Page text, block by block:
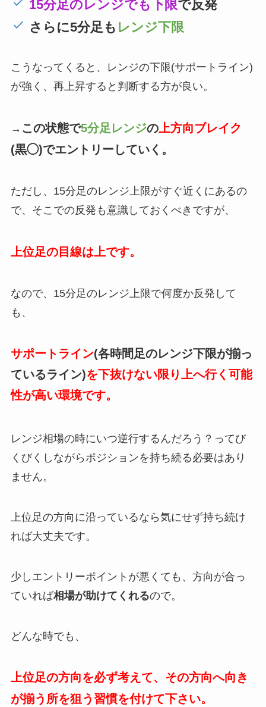
15分足のレンジでも下限で反発
さらに5分足も レンジ下限
こうなってくると、レンジの下限(サポートライン)
が強く、再上昇すると判断する方が良い。
→ この状態で5分足レンジの上方向ブレイク
(黒◯)でエントリーしていく。
ただし、15分足のレンジ上限がすぐ近くにあるの
で、そこでの反発も意識しておくべきですが、
上位足の目線は上です。
なので、15分足のレンジ上限で何度か反発して
も、
サポートライン(各時間足のレンジ下限が揃っ
ているライン)を下抜けない限り上へ行く可能
性が高い環境です。
レンジ相場の時にいつ逆行するんだろう？ってび
くびくしながらポジションを持ち続る必要はあり
ません。
上位足の方向に沿っているなら気にせず持ち続け
れば大丈夫です。
少しエントリーポイントが悪くても、方向が合っ
ていれば相場が助けてくれるので。
どんな時でも、
上位足の方向を必ず考えて、その方向へ向き
が揃う所を狙う習慣を付けて下さい。